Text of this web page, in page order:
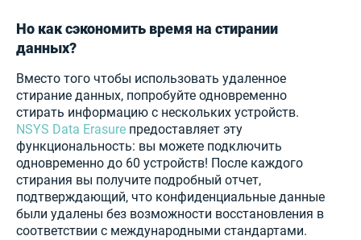
Но как сэкономить время на стирании
данных?
Вместо того чтобы использовать удаленное
стирание данных, попробуйте одновременно
стирать информацию с нескольких устройств.
NSYS Data Erasure предоставляет эту
функциональность: вы можете подключить
одновременно до 60 устройств! После каждого
стирания вы получите подробный отчет,
подтверждающий, что конфиденциальные данные
были удалены без возможности восстановления в
соответствии с международными стандартами.